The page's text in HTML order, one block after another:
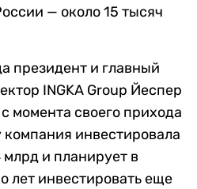
— около 15 тысяч
президент и главный
INGKA Group Йеспер
с момента своего прихода
инвестировала
и планирует в
лет инвестировать еще